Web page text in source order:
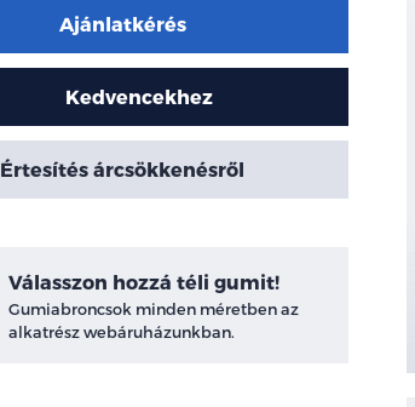
Ajánlatkérés
Kedvencekhez
Értesítés árcsökkenésről
Válasszon hozzá téli gumit!
Gumiabroncsok minden méretben az
alkatrész webáruházunkban.